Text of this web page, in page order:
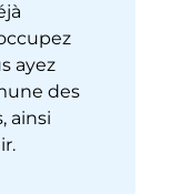
ayez
des
ainsi